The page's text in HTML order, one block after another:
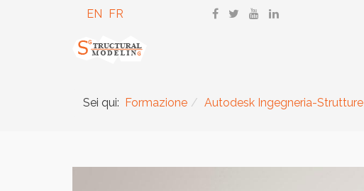
EN FR
Sei qui: Formazione Autodesk Ingegneria-Strutture